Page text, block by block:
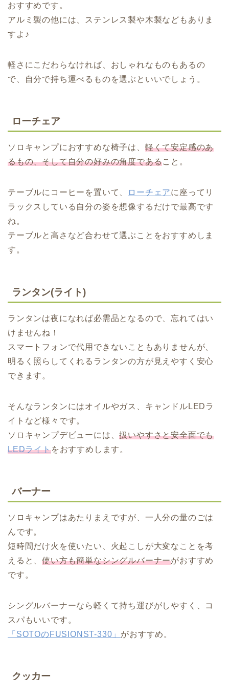
おすすめです。
アルミ製の他には、ステンレス製や木製などもありま
すよ♪
軽さにこだわらなければ、おしゃれなものもあるの
で、自分で持ち運べるものを選ぶといいでしょう。
ローチェア
ソロキャンプにおすすめな椅子は、 軽くて安定感のあ
るもの、そして自分の好みの角度であること。
テーブルにコーヒーを置いて、 ローチェアに座ってリ
ラックスしている自分の姿を想像するだけで最高です
ね。
テーブルと高さなど合わせて選ぶことをおすすめしま
す。
ランタン(ライト)
ランタンは夜になれば必需品となるので、忘れてはい
けませんね！
スマートフォンで代用できないこともありませんが、
明るく照らしてくれるランタンの方が見えやすく安心
できます。
そんなランタンにはオイルやガス、キャンドルLEDラ
イトなど様々です。
ソロキャンプデビューには、扱いやすさと安全面でも
LEDライトをおすすめします。
バーナー
ソロキャンプはあたりまえですが、一人分の量のごは
んです。
短時間だけ火を使いたい、火起こしが大変なことを考
えると、使い方も簡単なシングルバーナーがおすすめ
です。
シングルバーナーなら軽くて持ち運びがしやすく、コ
スパもいいです。
「SOTOのFUSIONST-330」 がおすすめ。
クッカー